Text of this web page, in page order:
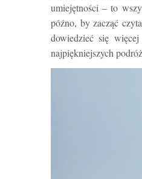
umiejętności – to
późno, by zacząć
dowiedzieć się
najpiękniejszych